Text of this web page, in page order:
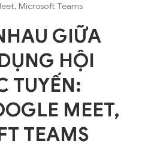
Microsoft Teams
GIỮA
HỘI
TUYẾN:
MEET,
TEAMS